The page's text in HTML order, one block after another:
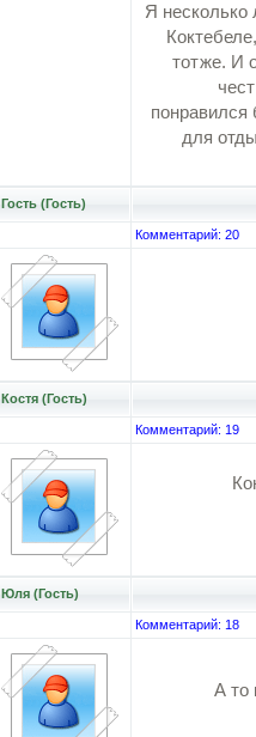
Я
тотже. И
понравился
для
Гость (Гость)
Комментарий: 20
Костя (Гость)
Комментарий: 19
Юля (Гость)
Комментарий: 18
А то